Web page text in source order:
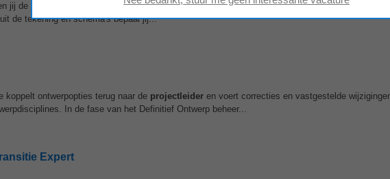
jij de vertaler van tekening naar praktijk. Samen met detechnischprojectleider bekijk je wat er
de tekening en schema's bepaal jij...
koppelt ontwerpopties terug naar de projectleider en voert correcties en vastgestelde
In de fase van het Definitief Ontwerp beheer...
Expert